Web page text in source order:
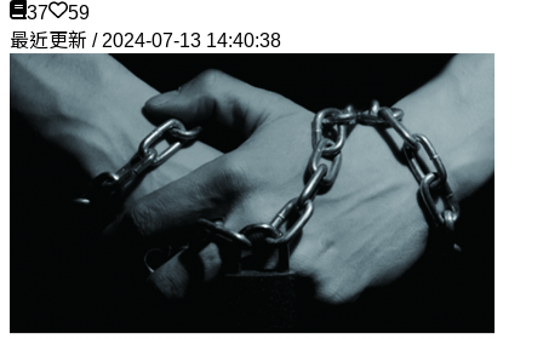
37
59
最近更新 / 2024-07-13 14:40:38